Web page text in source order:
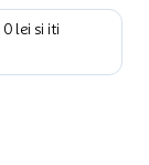
0 lei si iti